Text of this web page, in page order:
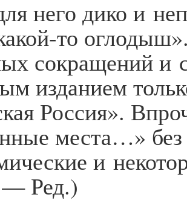
него дико и
то
сокращений и
изданием
Россия».
места…»
и
— Ред.)